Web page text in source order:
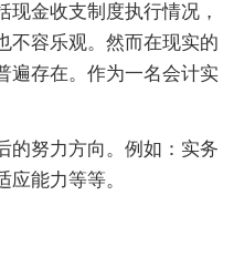
金收支制度执行情况，
不容乐观。然而在现实的
遍存在。作为一名会计实
的努力方向。例如：实务
能力等等。